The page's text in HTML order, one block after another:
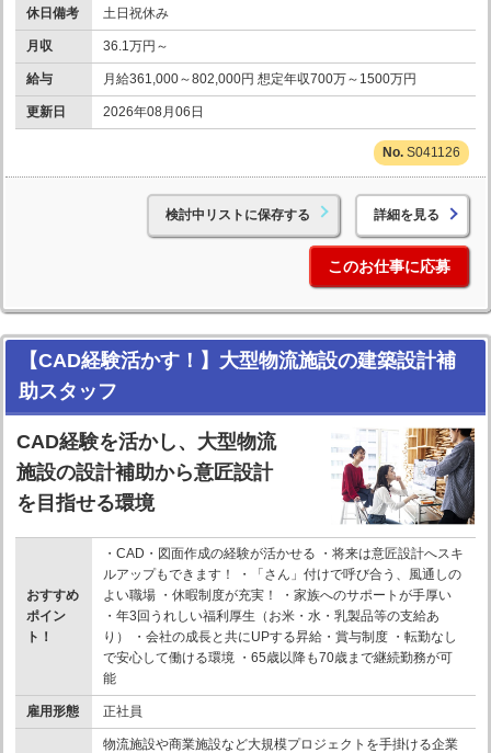
休日備考 土日祝休み
月収 36.1万円～
給与 月給361,000～802,000円 想定年収700万～1500万円
更新日 2026年08月06日
S041126
検討中リストに保存する 詳細を見る
このお仕事に応募
【CAD経験活かす！】大型物流施設の建築設計補
助スタッフ
CAD経験を活かし、大型物流
施設の設計補助から意匠設計
を目指せる環境
おすすめ
ポイン
ト！
・CAD・図面作成の経験が活かせる ・将来は意匠設計へスキ
ルアップもできます！ ・「さん」付けで呼び合う、風通しの
よい職場 ・休暇制度が充実！ ・家族へのサポートが手厚い
・年3回うれしい福利厚生（お米・水・乳製品等の支給あ
り） ・会社の成長と共にUPする昇給・賞与制度 ・転勤なし
で安心して働ける環境 ・65歳以降も70歳まで継続勤務が可
能
雇用形態 正社員
物流施設や商業施設など大規模プロジェクトを手掛ける企業